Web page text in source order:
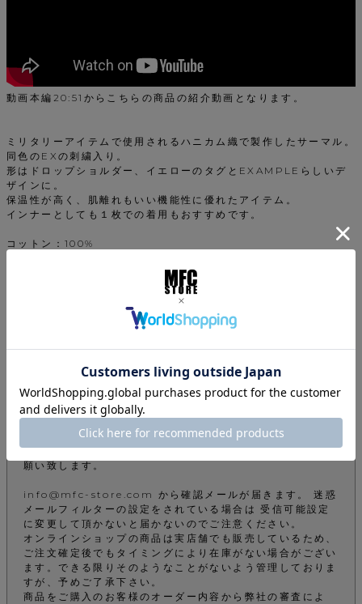
動画本編20:51からこちらの商品の紹介動画となります。
ミリタリーアイテムで使用されるハニカム織で製作したサーマル。
同色のEXの刺繍入り。
形はドロップショルダー、イエローのタグとEXAMPLEらしいデ
ザインに。
保温性が高く、肌離れもいい機能性に優れたアイテム。
インナーとしても１枚での着用もおすすめです。
コットン：100%
商品についてのお問い合わせ
ご注文について
下記注意事項をお読みになってから商品のご購入手続きをお
願い致します。
info@mfc-store.com から確認メールが届きます。 迷惑
メールフィルターの設定をされている場合は 受信可能設定
に変更して頂かないと届かないのでご注意ください。
オンラインショップの商品は実店舗でも販売しているため、
ご注文確定後でもタイミングにより在庫がない場合がござい
ます。できる限りそのようなことがないよう管理しておりま
すが、予めご了承下さい。
商品をご購入のお客様のオーダー内容から弊社の審査によ